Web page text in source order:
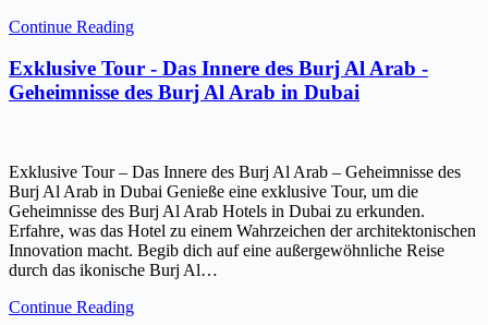
Continue Reading
Exklusive Tour - Das Innere des Burj Al Arab -
Geheimnisse des Burj Al Arab in Dubai
Exklusive Tour – Das Innere des Burj Al Arab – Geheimnisse des
Burj Al Arab in Dubai Genieße eine exklusive Tour, um die
Geheimnisse des Burj Al Arab Hotels in Dubai zu erkunden.
Erfahre, was das Hotel zu einem Wahrzeichen der architektonischen
Innovation macht. Begib dich auf eine außergewöhnliche Reise
durch das ikonische Burj Al…
Continue Reading